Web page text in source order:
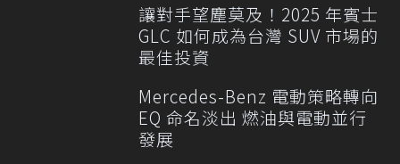
讓對手望塵莫及！2025 年賓士
GLC 如何成為台灣 SUV 市場的
最佳投資
Mercedes-Benz 電動策略轉向
EQ 命名淡出 燃油與電動並行
發展